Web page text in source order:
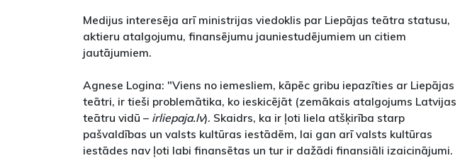
Medijus interesēja arī ministrijas viedoklis par Liepājas teātra statusu,
aktieru atalgojumu, finansējumu jauniestudējumiem un citiem
jautājumiem.
Agnese Logina: "Viens no iemesliem, kāpēc gribu iepazīties ar Liepājas
teātri, ir tieši problemātika, ko ieskicējāt (zemākais atalgojums Latvijas
teātru vidū – irliepaja.lv). Skaidrs, ka ir ļoti liela atšķirība starp
pašvaldības un valsts kultūras iestādēm, lai gan arī valsts kultūras
iestādes nav ļoti labi finansētas un tur ir dažādi finansiāli izaicinājumi.